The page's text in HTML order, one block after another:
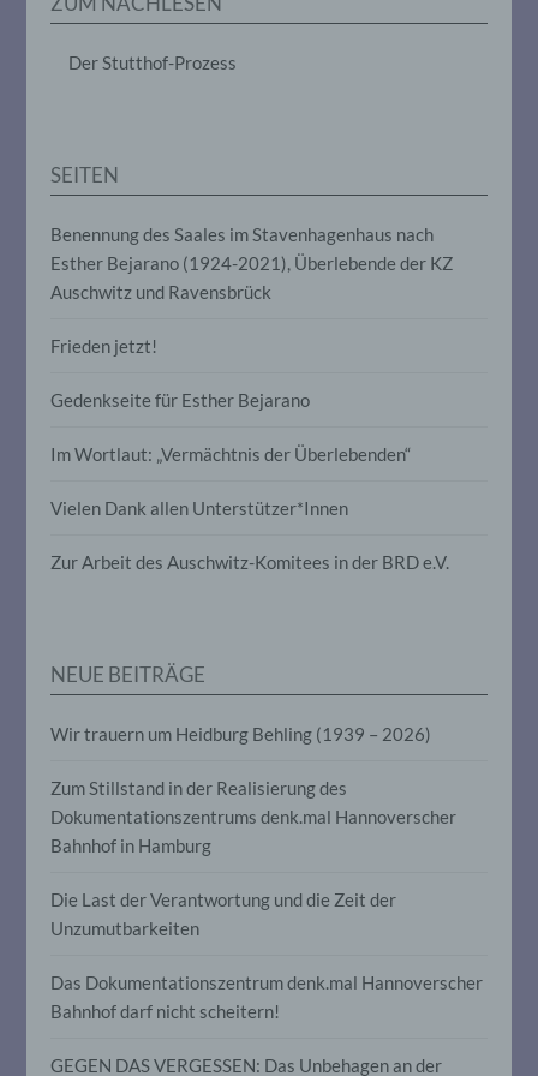
Der Stutthof-Prozess
SEITEN
Benennung des Saales im Stavenhagenhaus nach
Esther Bejarano (1924-2021), Überlebende der KZ
Auschwitz und Ravensbrück
Frieden jetzt!
Gedenkseite für Esther Bejarano
Im Wortlaut: „Vermächtnis der Überlebenden“
Vielen Dank allen Unterstützer*Innen
Zur Arbeit des Auschwitz-Komitees in der BRD e.V.
NEUE BEITRÄGE
Wir trauern um Heidburg Behling (1939 – 2026)
Zum Stillstand in der Realisierung des
Dokumentationszentrums denk.mal Hannoverscher
Bahnhof in Hamburg
Die Last der Verantwortung und die Zeit der
Unzumutbarkeiten
Das Dokumentationszentrum denk.mal Hannoverscher
Bahnhof darf nicht scheitern!
GEGEN DAS VERGESSEN: Das Unbehagen an der
das Ordnen, die Speicherung, die
Auslesen, das Abfragen, die Verwendung,
d) Einschränkung der Verarbeitung
Einschränkung der Verarbeitung ist die
personenbezogener Daten mit dem Ziel,
e) Profiling
Profiling ist jede Art der automatisierten
Verarbeitung personenbezogener Daten,
personenbezogenen Daten verwendet
Arbeitsleistung, wirtschaftlicher Lage,
Gesundheit, persönlicher Vorlieben,
Aufenthaltsort oder Ortswechsel dieser
vorherzusagen.
f) Pseudonymisierung
Pseudonymisierung ist die Verarbeitung
personenbezogener Daten in einer Weise,
ohne Hinzuziehung zusätzlicher
spezifischen betroffenen Person
zusätzlichen Informationen gesondert